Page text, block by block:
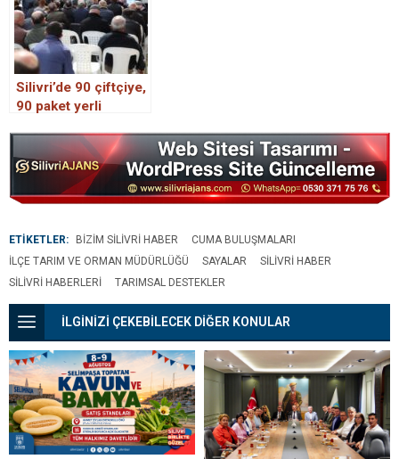
Silivri’de 90 çiftçiye,
90 paket yerli
dağıtıldı.
ETİKETLER: BIZIM SILIVRI HABER
CUMA BULUŞMALARI
ILÇE TARIM VE ORMAN MÜDÜRLÜĞÜ
SAYALAR
SILIVRI HABER
SILIVRI HABERLERI
TARIMSAL DESTEKLER
İLGİNİZİ ÇEKEBİLECEK DİĞER KONULAR